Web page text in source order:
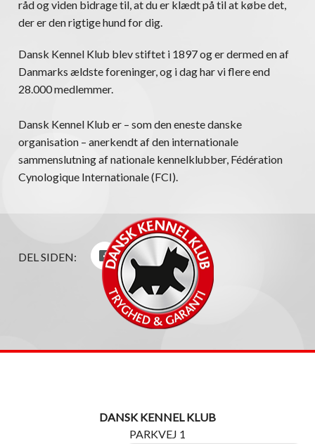
råd og viden bidrage til, at du er klædt på til at købe det,
der er den rigtige hund for dig.
Dansk Kennel Klub blev stiftet i 1897 og er dermed en af
Danmarks ældste foreninger, og i dag har vi flere end
28.000 medlemmer.
Dansk Kennel Klub er – som den eneste danske
organisation – anerkendt af den internationale
sammenslutning af nationale kennelklubber, Fédération
Cynologique Internationale (FCI).
DEL SIDEN:
DANSK KENNEL KLUB
PARKVEJ 1